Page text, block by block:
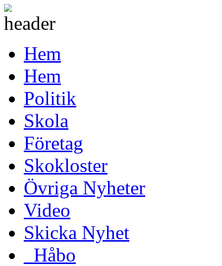
Hem
Hem
Politik
Skola
Företag
Skokloster
Övriga Nyheter
Video
Skicka Nyhet
_Håbo